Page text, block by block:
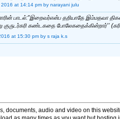
2016 at 14:14 pm by narayani julu
பாடல்:”இறைவர்என்ப தறியாதே இம்மதவா
குருடர்கரி கண்டகதை போலேகதைக்கின்றார்’’
at 15:30 pm by s raja k.s
documents, audio and video on this